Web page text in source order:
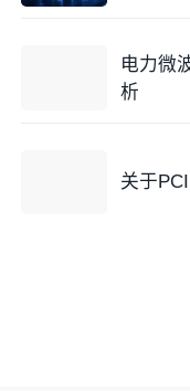
电力微
析
关于